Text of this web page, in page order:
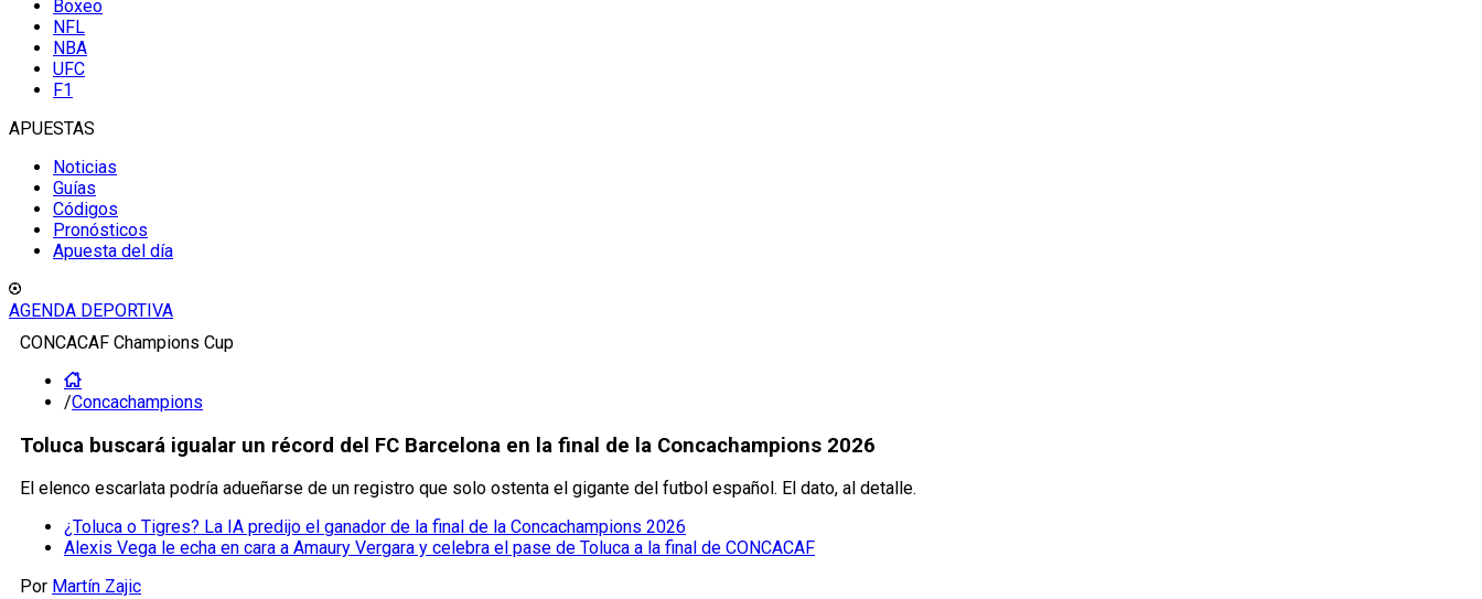
Boxeo
NFL
NBA
UFC
F1
APUESTAS
Noticias
Guías
Códigos
Pronósticos
Apuesta del día
AGENDA DEPORTIVA
CONCACAF Champions Cup
/Concachampions
Toluca buscará igualar un récord del FC Barcelona en la final de la Concachampions 2026
El elenco escarlata podría adueñarse de un registro que solo ostenta el gigante del futbol español. El dato, al detalle.
¿Toluca o Tigres? La IA predijo el ganador de la final de la Concachampions 2026
Alexis Vega le echa en cara a Amaury Vergara y celebra el pase de Toluca a la final de CONCACAF
Por Martín Zajic